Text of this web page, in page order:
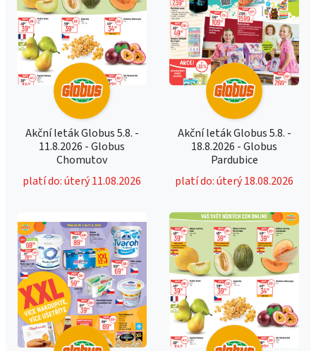
Akční leták Globus 5.8. -
11.8.2026 - Globus
Chomutov
platí do: úterý 11.08.2026
Akční leták Globus 5.8. -
18.8.2026 - Globus
Pardubice
platí do: úterý 18.08.2026